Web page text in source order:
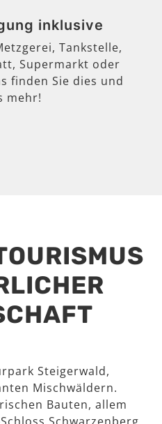
inklusive
Tankstelle,
Supermarkt oder
finden Sie dies und
mehr!
Steigerwald,
Mischwäldern.
Bauten, allem